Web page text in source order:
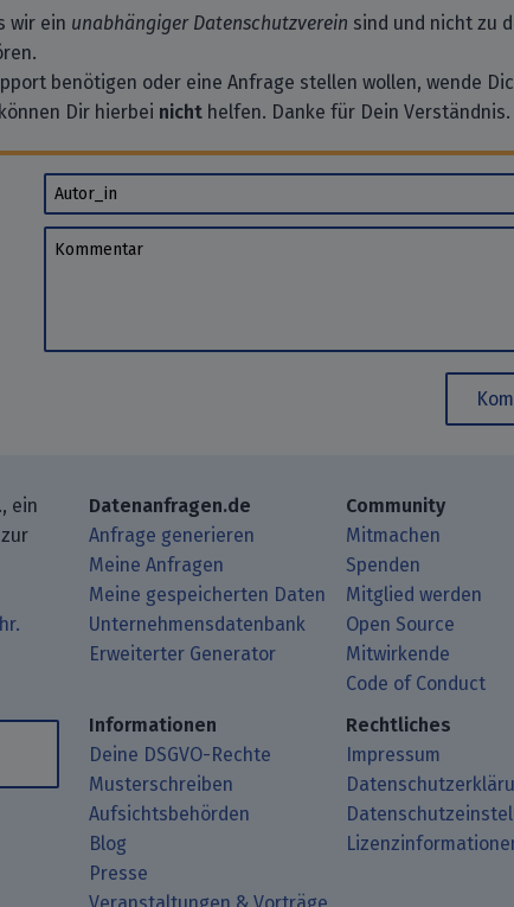
wir ein unabhängiger Datenschutzverein sind und nicht zu
benötigen oder eine Anfrage stellen wollen, wende
Dir hierbei nicht helfen. Danke für Dein Verständnis.
Autor_in
Kommentar
ein
mit Deinem RSS-Reader.
mit uns über Matrix.
Mastodon.
Datenanfragen.de
Anfrage generieren
Meine Anfragen
Meine gespeicherten Daten
Unternehmensdatenbank
Erweiterter Generator
Community
Mitmachen
Spenden
Mitglied werden
Open Source
Mitwirkende
Code of Conduct
Informationen
Deine DSGVO-Rechte
Musterschreiben
Aufsichtsbehörden
Blog
Presse
Rechtliches
Impressum